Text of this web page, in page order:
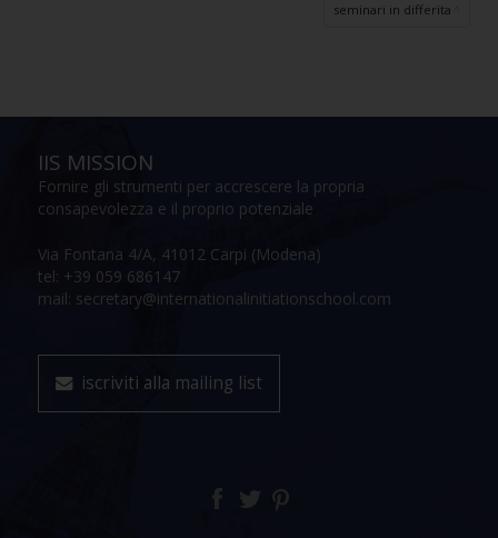
seminari in differita
IIS MISSION
Fornire gli strumenti per accrescere la propria
consapevolezza e il proprio potenziale
Via Fontana 4/A, 41012 Carpi (Modena)
tel: +39 059 686147
mail: secretary@internationalinitiationschool.com
iscriviti alla mailing list